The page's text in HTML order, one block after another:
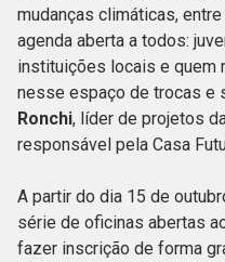
mudanças climáticas,
agenda aberta a todos:
instituições locais e quem
nesse espaço de trocas e
Ronchi, líder de projetos
responsável pela Casa
A partir do dia 15 de
série de oficinas abertas
fazer inscrição de forma